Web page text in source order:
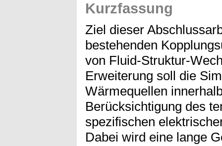
Kurzfassung
Ziel dieser
bestehenden
von Fluid-Struktur-
Erweiterung soll die
Wärmequellen
Berücksichtigung des
spezifischen
Dabei wird eine lange